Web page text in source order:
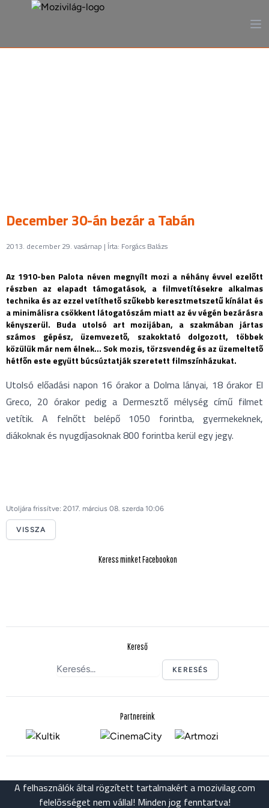
December 30-án bezár a Tabán
2013. december 29. vasárnap | Írta: Forgács Balázs
Az 1910-ben Palota néven megnyílt mozi a néhány évvel ezelőtt
részben az elapadt támogatások, a filmvetítésekre alkalmas
technika és az ezzel vetíthető szűkebb keresztmetszetű kínálat és
a minimálisra csökkent látogatószám miatt az év végén bezárásra
kényszerül. Buda utolsó art mozijában, a szakmában jártas
számos gépész, üzemvezető, szakoktató dolgozott, többek
közülük már nem élnek… Sok mozis, törzsvendég és az üzemeltető
hétfőn este együtt búcsúztatják szeretett filmszínházukat.
Utolsó előadási napon 16 órakor a Dolma lányai, 18 órakor El
Greco, 20 órakor pedig a Dermesztő mélység című filmet
vetítik. A felnőtt belépő 1050 forintba, gyermekeknek,
diákoknak és nyugdíjasoknak 800 forintba kerül egy jegy.
Utoljára frissítve: 2017. március 08. szerda 10:06
VISSZA
Keress minket Facebookon
Kereső
KERESÉS
Partnereink
A felhasználók által rögzített tartalmakért a mozivilag.com
felelõsséget nem vállal! Minden jog fenntartva!